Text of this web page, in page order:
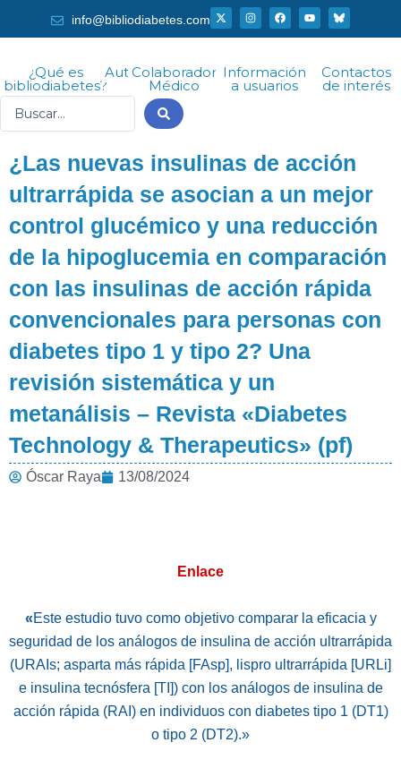
al
info@bibliodiabetes.com
X
-
t
t
t
I
n
s
r
a
F
a
c
o
k
Y
o
u
¿Qué es
bibliodiabetes?
AutorColaborador
Médico
Información
a usuarios
Contactos
de interés
¿Las nuevas insulinas de acción
ultrarrápida se asocian a un mejor
control glucémico y una reducción
de la hipoglucemia en comparación
con las insulinas de acción rápida
convencionales para personas con
diabetes tipo 1 y tipo 2? Una
revisión sistemática y un
metanálisis – Revista «Diabetes
Technology & Therapeutics» (pf)
Óscar Raya 13/08/2024
Enlace
«Este estudio tuvo como objetivo comparar la eficacia y
seguridad de los análogos de insulina de acción ultrarrápida
(URAIs; asparta más rápida [FAsp], lispro ultrarrápida [URLi]
e insulina tecnósfera [TI]) con los análogos de insulina de
acción rápida (RAI) en individuos con diabetes tipo 1 (DT1)
o tipo 2 (DT2).»